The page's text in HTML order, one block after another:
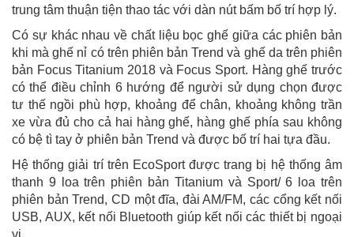
trung tâm thuận tiện thao tác với dàn nút bấm bố trí hợp lý.
Có sự khác nhau về chất liệu bọc ghế giữa các phiên bản
khi mà ghế nỉ có trên phiên bản Trend và ghế da trên phiên
bản Focus Titanium 2018 và Focus Sport. Hàng ghế trước
có thể điều chỉnh 6 hướng để người sử dụng chọn được
tư thế ngồi phù hợp, khoảng để chân, khoảng không trần
xe vừa đủ cho cả hai hàng ghế, hàng ghế phía sau không
có bệ tì tay ở phiên bản Trend và được bố trí hai tựa đầu.
Hệ thống giải trí trên EcoSport được trang bị hệ thống âm
thanh 9 loa trên phiên bản Titanium và Sport/ 6 loa trên
phiên bản Trend, CD một đĩa, đài AM/FM, các cổng kết nối
USB, AUX, kết nối Bluetooth giúp kết nối các thiết bị ngoại
vi.